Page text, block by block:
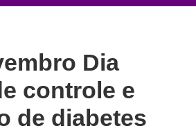
Dia
controle e
de diabetes